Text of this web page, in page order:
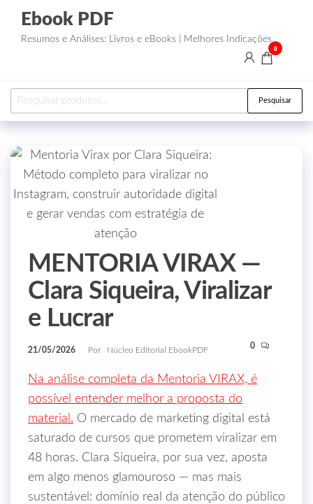
Ebook PDF
Resumos e Análises: Livros e eBooks | Melhores Indicações
0
Pesquisar
MENTORIA VIRAX —
Clara Siqueira, Viralizar
e Lucrar
21/05/2026 Por Núcleo Editorial EbookPDF 0
Na análise completa da Mentoria VIRAX, é
possível entender melhor a proposta do
material. O mercado de marketing digital está
saturado de cursos que prometem viralizar em
48 horas. Clara Siqueira, por sua vez, aposta
em algo menos glamouroso — mas mais
sustentável: domínio real da atenção do público